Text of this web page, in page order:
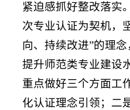
紧迫感抓好整改落实
次专业认证为契机，
向、持续改进”的理
提升师范类专业建设
重点做好三个方面工
化认证理念引领；二